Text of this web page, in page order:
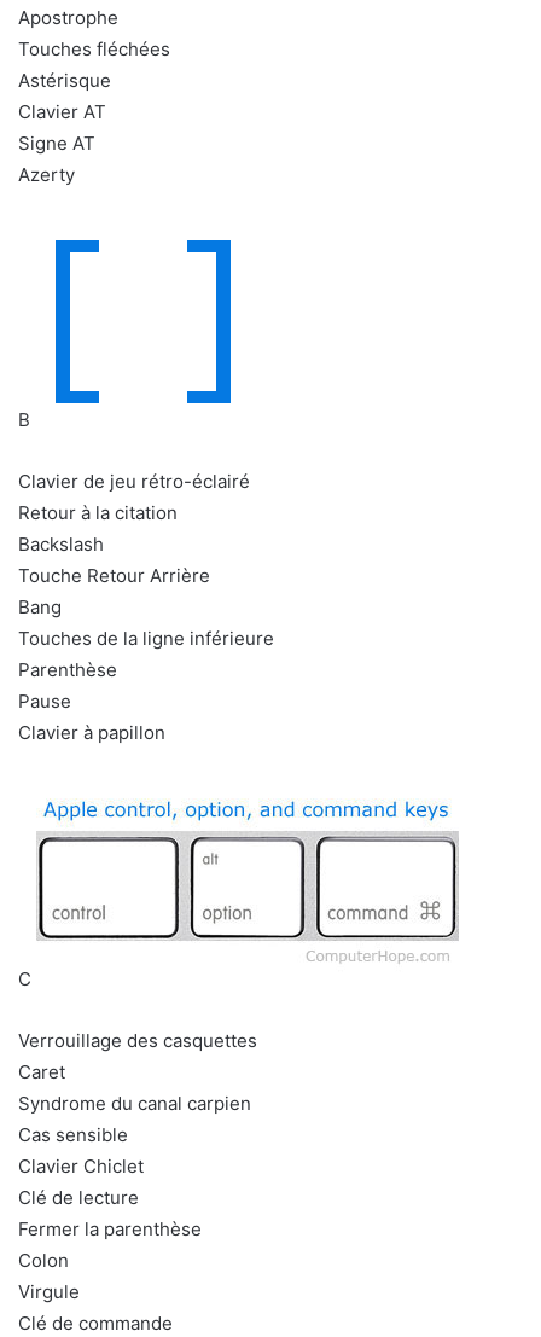
Apostrophe
Touches fléchées
Astérisque
Clavier AT
Signe AT
Azerty
B
Clavier de jeu rétro-éclairé
Retour à la citation
Backslash
Touche Retour Arrière
Bang
Touches de la ligne inférieure
Parenthèse
Pause
Clavier à papillon
C
Verrouillage des casquettes
Caret
Syndrome du canal carpien
Cas sensible
Clavier Chiclet
Clé de lecture
Fermer la parenthèse
Colon
Virgule
Clé de commande